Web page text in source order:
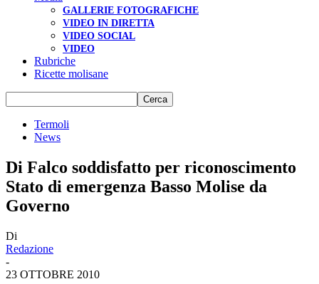
GALLERIE FOTOGRAFICHE
VIDEO IN DIRETTA
VIDEO SOCIAL
VIDEO
Rubriche
Ricette molisane
Termoli
News
Di Falco soddisfatto per riconoscimento
Stato di emergenza Basso Molise da
Governo
Di
Redazione
-
23 OTTOBRE 2010